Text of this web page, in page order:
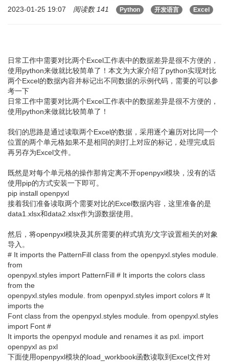
2023-01-25 19:07 阅读数 141 Python 开发语言 Excel
日常工作中需要对比两个Excel工作表中的数据差异是很不方便的，
使用python来做就比较简单了！本文为大家介绍了python实现对比
两个Excel的数据内容并标记出不同数据的示例代码，需要的可以参
考一下
日常工作中需要对比两个Excel工作表中的数据差异是很不方便的，
使用python来做就比较简单了！
我们的思路是通过读取两个Excel的数据，采用逐个遍历对比同一个
位置的两个单元格如果不是相同的则打上对应的标记，处理完成后
再另存为Excel文件。
既然是对每个单元格的操作那肯定离不开openpyxl模块，没有的话
使用pip的方式安装一下即可。
pip install openpyxl
接着我们准备读取两个需要对比的Excel数据内容，这里准备的是
data1.xlsx和data2.xlsx作为源数据使用。
然后，将openpyxl模块及其所需要的样式填充/文字设置相关的对象
导入。
# It imports the PatternFill class from the openpyxl.styles module.
from
openpyxl.styles import PatternFill # It imports the colors class
from the
openpyxl.styles module. from openpyxl.styles import colors # It
imports the
Font class from the openpyxl.styles module. from openpyxl.styles
import Font #
It imports the openpyxl module and renames it as pxl. import
openpyxl as pxl
下面使用openpyxl模块的load_workbook函数读取到Excel文件对